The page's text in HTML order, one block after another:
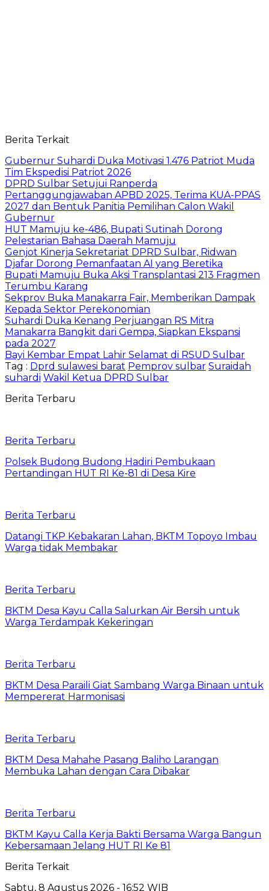
Berita Terkait
Gubernur Suhardi Duka Motivasi 1.476 Patriot Muda
Tim Ekspedisi Patriot 2026
DPRD Sulbar Setujui Ranperda
Pertanggungjawaban APBD 2025, Terima KUA-PPAS
2027 dan Bentuk Panitia Pemilihan Calon Wakil
Gubernur
HUT Mamuju ke-486, Bupati Sutinah Dorong
Pelestarian Bahasa Daerah Mamuju
Genjot Kinerja Sekretariat DPRD Sulbar, Ridwan
Djafar Dorong Pemanfaatan AI yang Beretika
Bupati Mamuju Buka Aksi Transplantasi 213 Fragmen
Terumbu Karang
Sekprov Buka Manakarra Fair, Memberikan Dampak
Kepada Sektor Perekonomian
Suhardi Duka Kenang Perjuangan RS Mitra
Manakarra Bangkit dari Gempa, Siapkan Ekspansi
pada 2027
Bayi Kembar Empat Lahir Selamat di RSUD Sulbar
Tag : Dprd sulawesi barat Pemprov sulbar Suraidah
suhardi Wakil Ketua DPRD Sulbar
Berita Terbaru
Berita Terbaru
Polsek Budong Budong Hadiri Pembukaan
Pertandingan HUT RI Ke-81 di Desa Kire
Berita Terbaru
Datangi TKP Kebakaran Lahan, BKTM Topoyo Imbau
Warga tidak Membakar
Berita Terbaru
BKTM Desa Kayu Calla Salurkan Air Bersih untuk
Warga Terdampak Kekeringan
Berita Terbaru
BKTM Desa Paraili Giat Sambang Warga Binaan untuk
Mempererat Harmonisasi
Berita Terbaru
BKTM Desa Mahahe Pasang Baliho Larangan
Membuka Lahan dengan Cara Dibakar
Berita Terbaru
BKTM Kayu Calla Kerja Bakti Bersama Warga Bangun
Kebersamaan Jelang HUT RI Ke 81
Berita Terkait
Sabtu, 8 Agustus 2026 - 16:52 WIB